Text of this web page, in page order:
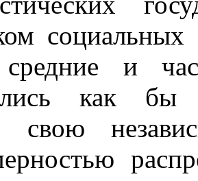
и
как
свою